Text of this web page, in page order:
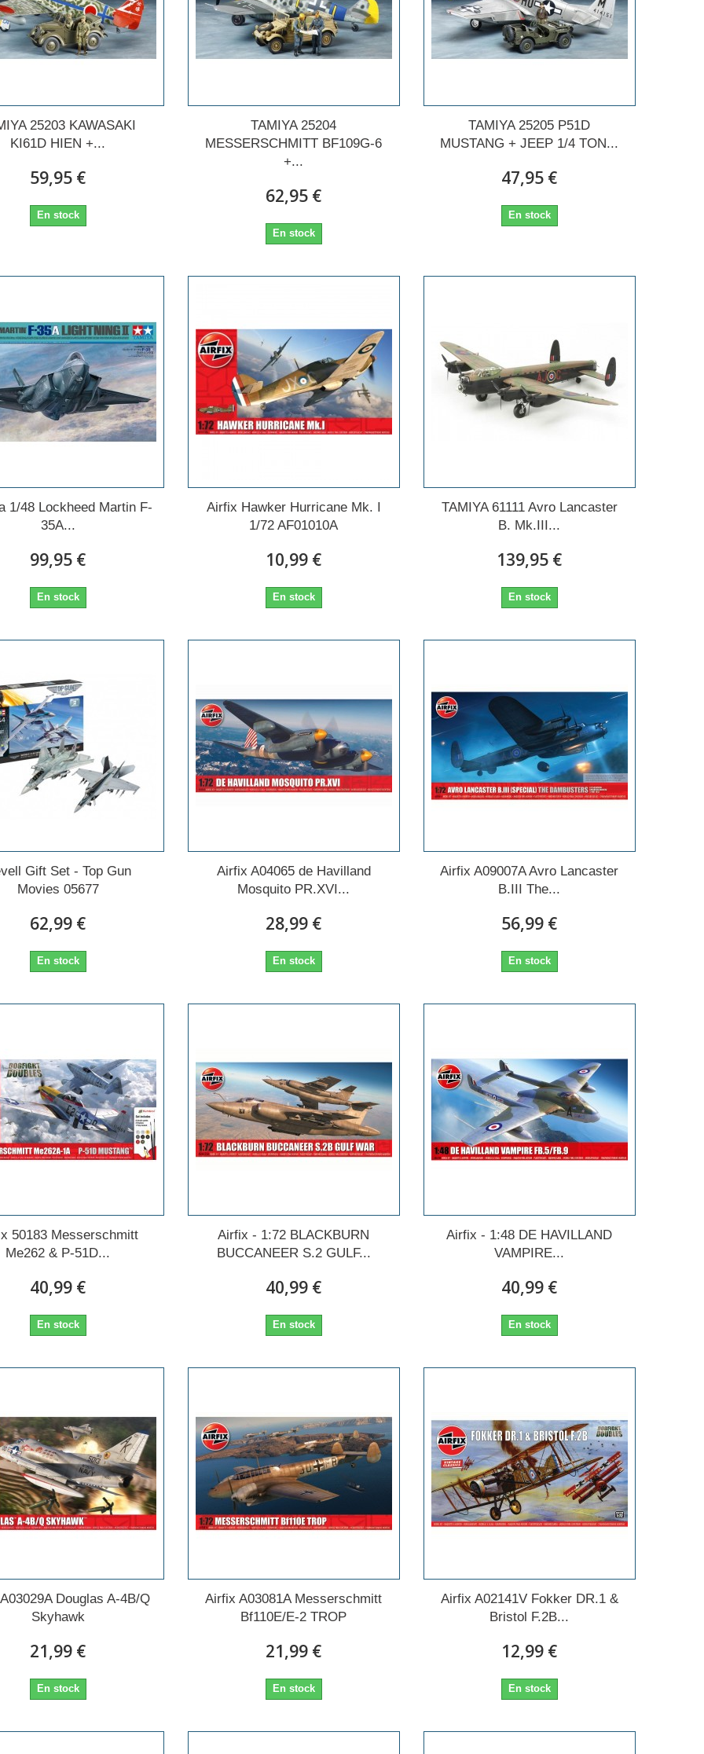
25203 KAWASAKI
KI61D HIEN +...
59,95 €
En stock
TAMIYA 25204
MESSERSCHMITT BF109G-6
+...
62,95 €
En stock
TAMIYA 25205 P51D
MUSTANG + JEEP 1/4 TON...
47,95 €
En stock
1/48 Lockheed Martin F-
35A...
99,95 €
En stock
Airfix Hawker Hurricane Mk. I
1/72 AF01010A
10,99 €
En stock
TAMIYA 61111 Avro Lancaster
B. Mk.III...
139,95 €
En stock
Gift Set - Top Gun
Movies 05677
62,99 €
En stock
Airfix A04065 de Havilland
Mosquito PR.XVI...
28,99 €
En stock
Airfix A09007A Avro Lancaster
B.III The...
56,99 €
En stock
50183 Messerschmitt
Me262 & P-51D...
40,99 €
En stock
Airfix - 1:72 BLACKBURN
BUCCANEER S.2 GULF...
40,99 €
En stock
Airfix - 1:48 DE HAVILLAND
VAMPIRE...
40,99 €
En stock
Douglas A-4B/Q
Skyhawk
21,99 €
En stock
Airfix A03081A Messerschmitt
Bf110E/E-2 TROP
21,99 €
En stock
Airfix A02141V Fokker DR.1 &
Bristol F.2B...
12,99 €
En stock